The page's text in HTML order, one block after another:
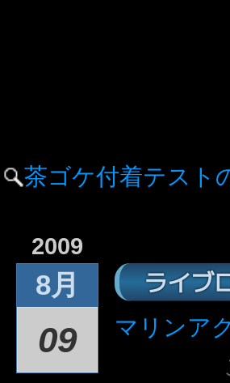
茶ゴケ付着テスト
2009
8月
09
ライブ
マリンア